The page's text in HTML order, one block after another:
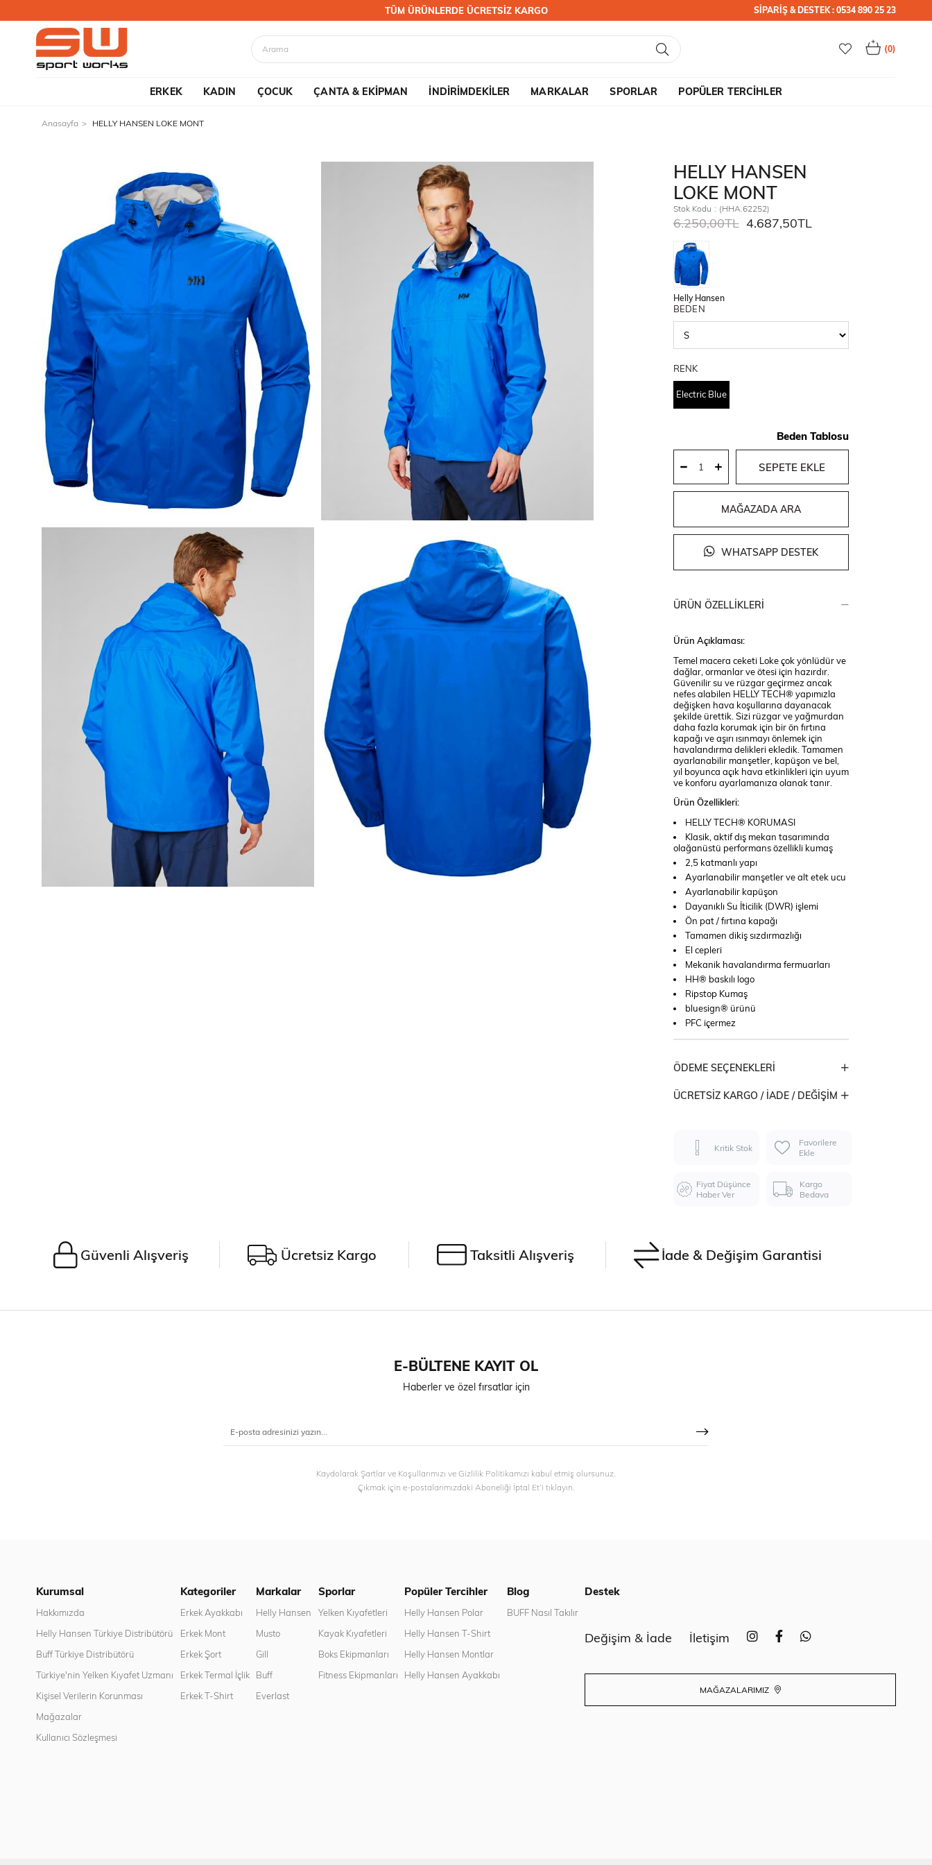
TÜM ÜRÜNLERDE ÜCRETSİZ KARGO SİPARİŞ & DESTEK : 0534 890 25 23
0
ERKEK KADIN ÇOCUK ÇANTA & EKİPMAN İNDİRİMDEKİLER MARKALAR SPORLAR POPÜLER TERCİHLER
Anasayfa HELLY HANSEN LOKE MONT
HELLY HANSEN
LOKE MONT
Stok Kodu (HHA.62252)
6.250,00TL 4.687,50TL
Helly Hansen
BEDEN
RENK
Electric Blue
Beden Tablosu
MAĞAZADA ARA
WHATSAPP DESTEK
ÜRÜN ÖZELLIKLERI
Ürün Açıklaması:
Temel macera ceketi Loke çok yönlüdür ve
dağlar, ormanlar ve ötesi için hazırdır.
Güvenilir su ve rüzgar geçirmez ancak
nefes alabilen HELLY TECH® yapımızla
değişken hava koşullarına dayanacak
şekilde ürettik. Sizi rüzgar ve yağmurdan
daha fazla korumak için bir ön fırtına
kapağı ve aşırı ısınmayı önlemek için
havalandırma delikleri ekledik. Tamamen
ayarlanabilir manşetler, kapüşon ve bel,
yıl boyunca açık hava etkinlikleri için uyum
ve konforu ayarlamanıza olanak tanır.
Ürün Özellikleri:
HELLY TECH® KORUMASI
Klasik, aktif dış mekan tasarımında
olağanüstü performans özellikli kumaş
2,5 katmanlı yapı
Ayarlanabilir manşetler ve alt etek ucu
Ayarlanabilir kapüşon
Dayanıklı Su İticilik (DWR) işlemi
Ön pat / fırtına kapağı
Tamamen dikiş sızdırmazlığı
El cepleri
Mekanik havalandırma fermuarları
HH® baskılı logo
Ripstop Kumaş
bluesign® ürünü
PFC içermez
ÖDEME SEÇENEKLERI
ÜCRETSIZ KARGO / İADE / DEĞIŞIM
Kritik Stok
Favorilere
Ekle
Fiyat Düşünce
Haber Ver
Kargo
Bedava
Güvenli Alışveriş Ücretsiz Kargo Taksitli Alışveriş İade & Değişim Garantisi
E-BÜLTENE KAYIT OL
Haberler ve özel fırsatlar için
Kaydolarak Şartlar ve Koşullarımızı ve Gizlilik Politikamızı kabul etmiş olursunuz.
Çıkmak için e-postalarımızdaki Aboneliği İptal Et’i tıklayın.
Kurumsal
Hakkımızda
Helly Hansen Türkiye Distribütörü
Buff Türkiye Distribütörü
Türkiye'nin Yelken Kıyafet Uzmanı
Kişisel Verilerin Korunması
Mağazalar
Kullanıcı Sözleşmesi
Kategoriler
Erkek Ayakkabı
Erkek Mont
Erkek Şort
Erkek Termal İçlik
Erkek T-Shirt
Markalar
Helly Hansen
Musto
Gill
Buff
Everlast
Sporlar
Yelken Kıyafetleri
Kayak Kıyafetleri
Boks Ekipmanları
Fitness Ekipmanları
Popüler Tercihler
Helly Hansen Polar
Helly Hansen T-Shirt
Helly Hansen Montlar
Helly Hansen Ayakkabı
Blog
BUFF Nasıl Takılır
Destek
Değişim & İade İletişim
MAĞAZALARIMIZ